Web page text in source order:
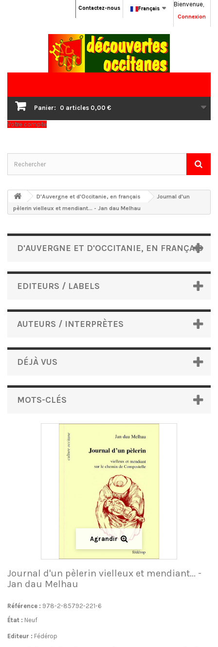
Bienvenue,
Connexion
Français
Contactez-nous
Panier: 0 articles 0,00 €
Votre compte
D'Auvergne et d'Occitanie, en français
Journal d'un
pèlerin vielleux et mendiant... - Jan dau Melhau
D'AUVERGNE ET D'OCCITANIE, EN FRANÇAIS
EDITEURS / LABELS
AUTEURS / INTERPRÈTES
DÉJÀ VUS
MOTS-CLÉS
Agrandir
Journal d'un pèlerin vielleux et mendiant... -
Jan dau Melhau
Référence : 978-2-85792-221-6
État : Neuf
Editeur : Fédérop